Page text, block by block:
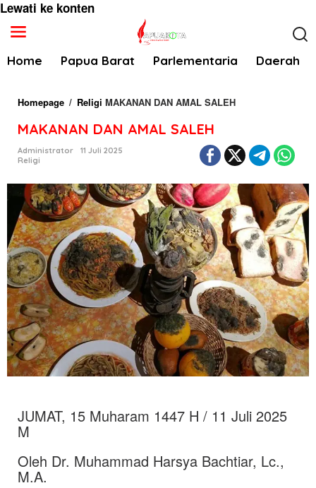
Lewati ke konten
Home Papua Barat Parlementaria Daerah
Homepage / Religi MAKANAN DAN AMAL SALEH
MAKANAN DAN AMAL SALEH
Administrator
11 Juli 2025
Religi
JUMAT, 15 Muharam 1447 H / 11 Juli 2025
M
Oleh Dr. Muhammad Harsya Bachtiar, Lc.,
M.A.